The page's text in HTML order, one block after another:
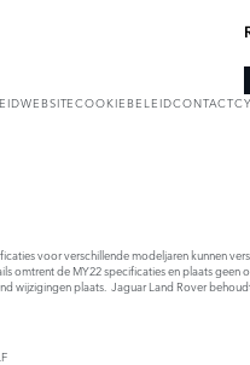
WEBSITECOOKIEBELEIDCONTACT
voor verschillende modeljaren kunnen
omtrent de MY22 specificaties en plaats
wijzigingen plaats. Jaguar Land Rover